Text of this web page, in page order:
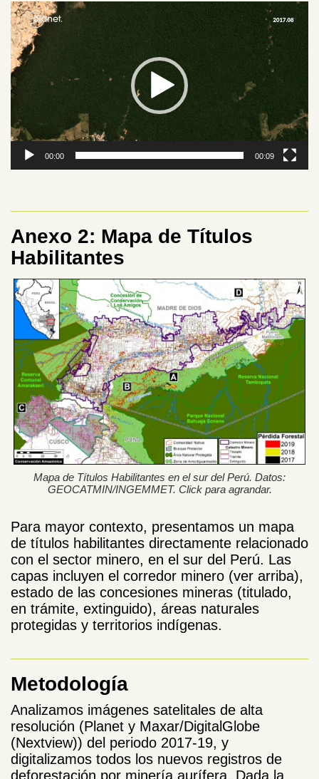
Reproductor
de
vídeo
00:00 00:09
Anexo 2: Mapa de Títulos
Habilitantes
Mapa de Títulos Habilitantes en el sur del Perú. Datos:
GEOCATMIN/INGEMMET. Click para agrandar.
Para mayor contexto, presentamos un mapa
de títulos habilitantes directamente relacionado
con el sector minero, en el sur del Perú. Las
capas incluyen el corredor minero (ver arriba),
estado de las concesiones mineras (titulado,
en trámite, extinguido), áreas naturales
protegidas y territorios indígenas.
Metodología
Analizamos imágenes satelitales de alta
resolución (Planet y Maxar/DigitalGlobe
(Nextview)) del periodo 2017-19, y
digitalizamos todos los nuevos registros de
deforestación por minería aurífera. Dada la